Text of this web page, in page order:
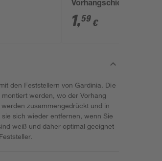
Vorhangschienen
1,59 €
den Feststellern von Gardinia. Die
werden, wo der Vorhang
zusammengedrückt und in
sich wieder entfernen, wenn Sie
weiß und daher optimal geeignet